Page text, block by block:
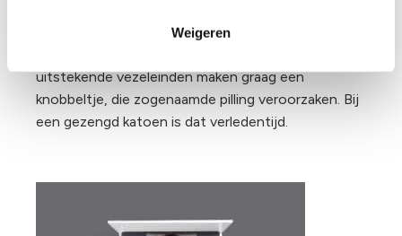
Weigeren
heet zengen. Hierdoor wordt het garen nog
uitstekende vezeleinden maken graag een
knobbeltje, die zogenaamde pilling veroorzaken. Bij
een gezengd katoen is dat verledentijd.